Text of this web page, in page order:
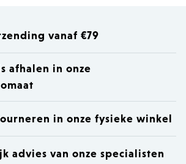
vanaf €79
afhalen in onze
in onze fysieke winkel
advies van onze specialisten